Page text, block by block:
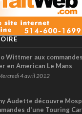
Wittmer aux
en American Le Mans
4 avril 2012
Audette découvre
d'une Touring